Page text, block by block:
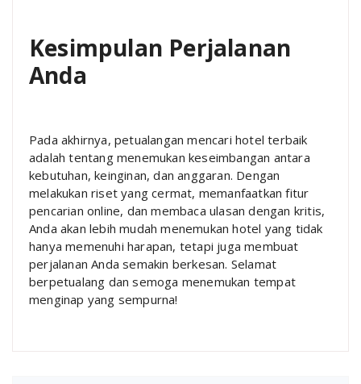
Kesimpulan Perjalanan
Anda
Pada akhirnya, petualangan mencari hotel terbaik
adalah tentang menemukan keseimbangan antara
kebutuhan, keinginan, dan anggaran. Dengan
melakukan riset yang cermat, memanfaatkan fitur
pencarian online, dan membaca ulasan dengan kritis,
Anda akan lebih mudah menemukan hotel yang tidak
hanya memenuhi harapan, tetapi juga membuat
perjalanan Anda semakin berkesan. Selamat
berpetualang dan semoga menemukan tempat
menginap yang sempurna!